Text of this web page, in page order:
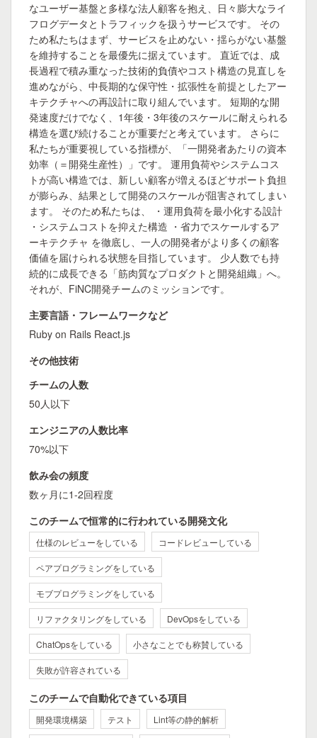
なユーザー基盤と多様な法人顧客を抱え、日々膨大なライ
フログデータとトラフィックを扱うサービスです。 その
ため私たちはまず、サービスを止めない・揺らがない基盤
を維持することを最優先に据えています。 直近では、成
長過程で積み重なった技術的負債やコスト構造の見直しを
進めながら、中長期的な保守性・拡張性を前提としたアー
キテクチャへの再設計に取り組んでいます。 短期的な開
発速度だけでなく、1年後・3年後のスケールに耐えられる
構造を選び続けることが重要だと考えています。 さらに
私たちが重要視している指標が、「一開発者あたりの資本
効率（＝開発生産性）」です。 運用負荷やシステムコス
トが高い構造では、新しい顧客が増えるほどサポート負担
が膨らみ、結果として開発のスケールが阻害されてしまい
ます。 そのため私たちは、 ・運用負荷を最小化する設計
・システムコストを抑えた構造 ・省力でスケールするア
ーキテクチャ を徹底し、一人の開発者がより多くの顧客
価値を届けられる状態を目指しています。 少人数でも持
続的に成長できる「筋肉質なプロダクトと開発組織」へ。
それが、FiNC開発チームのミッションです。
主要言語・フレームワークなど
Ruby on Rails React.js
その他技術
チームの人数
50人以下
エンジニアの人数比率
70%以下
飲み会の頻度
数ヶ月に1-2回程度
このチームで恒常的に行われている開発文化
仕様のレビューをしている コードレビューしている
ペアプログラミングをしている
モブプログラミングをしている
リファクタリングをしている DevOpsをしている
ChatOpsをしている 小さなことでも称賛している
失敗が許容されている
このチームで自動化できている項目
開発環境構築 テスト Lint等の静的解析